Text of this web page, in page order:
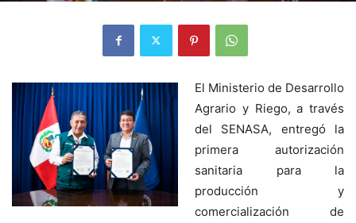
El Ministerio de Desarrollo
Agrario y Riego, a través
del SENASA, entregó la
primera autorización
sanitaria para la
producción y
comercialización de